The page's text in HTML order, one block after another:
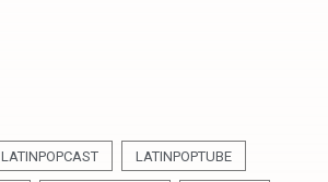
LATINPOPCAST LATINPOPTUBE